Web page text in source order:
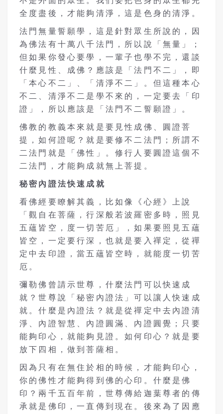
全度盡後，才能夠清淨，這是色身的清淨。
法門無量誓願學，這是針對眾生所說的，因
為佛法有十萬八千法門，所以說「無量」；
但如果你發心要學，一輩子也學不完，還談
什麼見性、成佛？應該是「法門不二」，即
「本心不二」、「清淨不二」。但這種本心
不二、清淨不二是學不來的，一定要去「印
證」，所以應該是「法門不二誓願證」。
佛教的教義本來就是要見性成佛、圓證菩
提，如何證呢？就是要修不二法門；所謂不
二法門就是「佛性」。修行人要圓證這個不
二法門，才能夠成就無上菩提。
秘密內證法快速成就
看佛經要瞭解其義，比如像《心經》上說
「觀自在菩薩，行深般若波羅密多時，照見
五蘊皆空，度一切苦厄」，如果要照見五蘊
皆空，一定要行深，也就是要入禪定，從禪
定中去印證，當五蘊皆空時，就能度一切苦
厄。
彌勒佛曾請示世尊，什麼法門可以快速成
就？世尊說「秘密內證法」可以讓人快速成
就。什麼是內證法？就是從禪定中去內證清
淨、內證智慧、內證圓滿、內證圓覺；只要
能夠印心，就能夠見證。如何印心？就是要
放下四相，做到菩薩相。
因為只有在無住於相的時候，才能夠印心，
你的佛性才能夠得到佛的心印。什麼是佛
印？兩千五百年前，世尊傳給迦葉尊者的傳
承就是佛印，一直傳到現在。後來為了因應